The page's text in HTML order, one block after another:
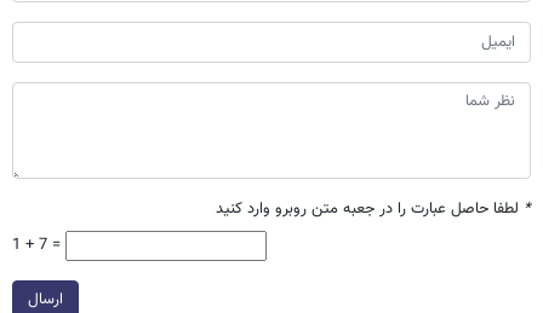
* لطفا حاصل عبارت را در جعبه متن روبرو وارد کنید
1 + 7 =
ارسال